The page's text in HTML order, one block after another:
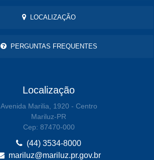
LOCALIZAÇÃO
PERGUNTAS FREQUENTES
Localização
Avenida Marilia, 1920 - Centro
Mariluz-PR
Cep: 87470-000
(44) 3534-8000
mariluz@mariluz.pr.gov.br